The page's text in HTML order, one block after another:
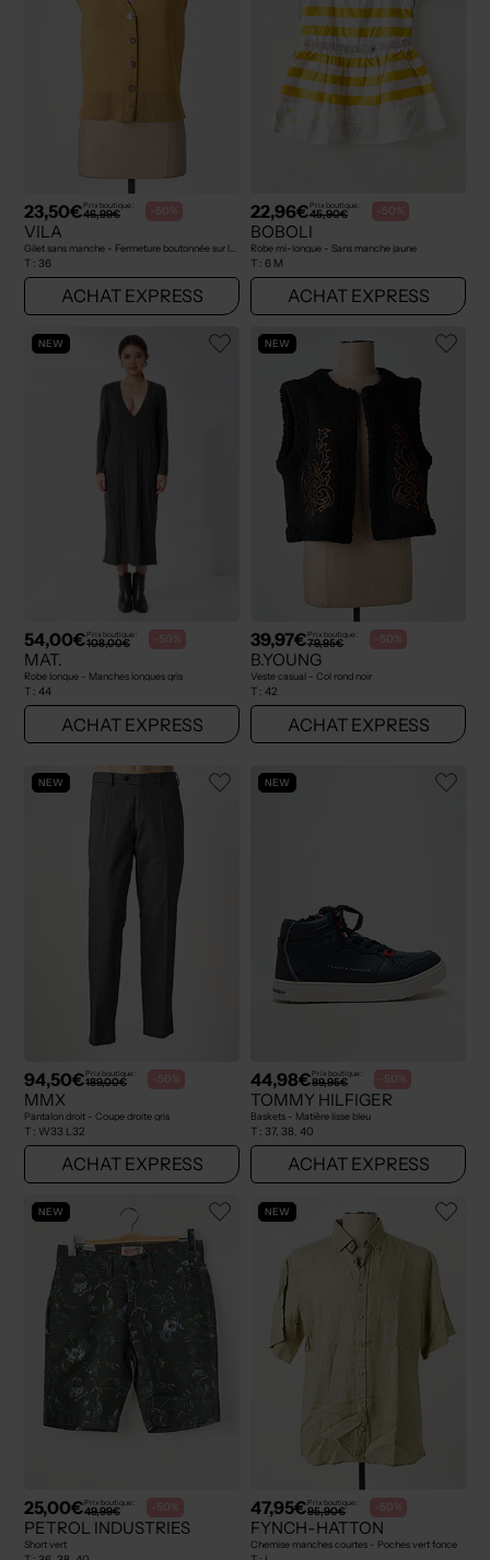
23,50€Prix boutique :
46,99€ -50%
VILA
T : 36
ACHAT EXPRESS
22,96€Prix boutique :
45,90€ -50%
BOBOLI
Robe mi-longue - Sans manche jaune
T : 6 M
ACHAT EXPRESS
NEW
54,00€Prix boutique :
108,00€ -50%
MAT.
Robe longue - Manches longues gris
T : 44
ACHAT EXPRESS
NEW
39,97€Prix boutique :
79,95€ -50%
B.YOUNG
Veste casual - Col rond noir
T : 42
ACHAT EXPRESS
NEW
94,50€Prix boutique :
189,00€ -50%
MMX
Pantalon droit - Coupe droite gris
T : W33 L32
ACHAT EXPRESS
NEW
44,98€Prix boutique :
89,95€ -50%
TOMMY HILFIGER
Baskets - Matière lisse bleu
T : 37, 38, 40
ACHAT EXPRESS
NEW
25,00€Prix boutique :
49,99€ -50%
PETROL INDUSTRIES
Short vert
NEW
47,95€Prix boutique :
95,90€ -50%
FYNCH-HATTON
Chemise manches courtes - Poches vert fonce